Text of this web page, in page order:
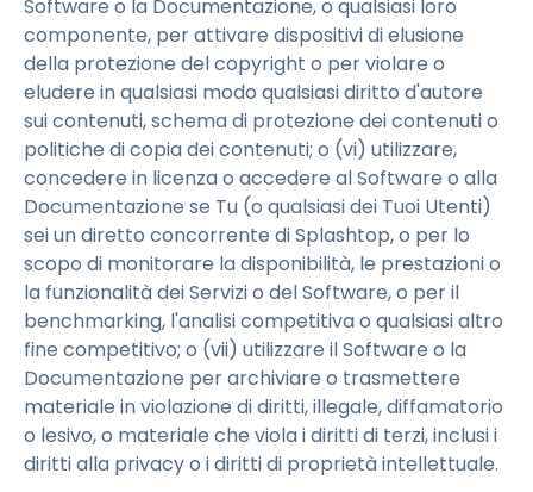
Software o la Documentazione, o qualsiasi loro
componente, per attivare dispositivi di elusione
della protezione del copyright o per violare o
eludere in qualsiasi modo qualsiasi diritto d'autore
sui contenuti, schema di protezione dei contenuti o
politiche di copia dei contenuti; o (vi) utilizzare,
concedere in licenza o accedere al Software o alla
Documentazione se Tu (o qualsiasi dei Tuoi Utenti)
sei un diretto concorrente di Splashtop, o per lo
scopo di monitorare la disponibilità, le prestazioni o
la funzionalità dei Servizi o del Software, o per il
benchmarking, l'analisi competitiva o qualsiasi altro
fine competitivo; o (vii) utilizzare il Software o la
Documentazione per archiviare o trasmettere
materiale in violazione di diritti, illegale, diffamatorio
o lesivo, o materiale che viola i diritti di terzi, inclusi i
diritti alla privacy o i diritti di proprietà intellettuale.